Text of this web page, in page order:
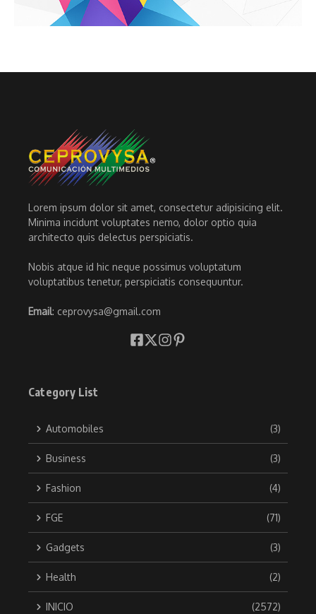
Lorem ipsum dolor sit amet, consectetur adipisicing elit.
Minima incidunt voluptates nemo, dolor optio quia
architecto quis delectus perspiciatis.
Nobis atque id hic neque possimus voluptatum
voluptatibus tenetur, perspiciatis consequuntur.
Email: ceprovysa@gmail.com
Category List
Automobiles (3)
Business (3)
Fashion (4)
FGE (71)
Gadgets (3)
Health (2)
INICIO (2572)